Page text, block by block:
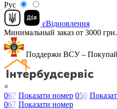
Рус
єВідновлення
Минимальный заказ от 3000 грн.
Поддержи ВСУ –
×
067 Показати номер 050
067 Показати номер